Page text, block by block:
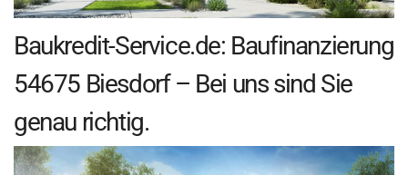
Baukredit-Service.de: Baufinanzierung
54675 Biesdorf – Bei uns sind Sie
genau richtig.